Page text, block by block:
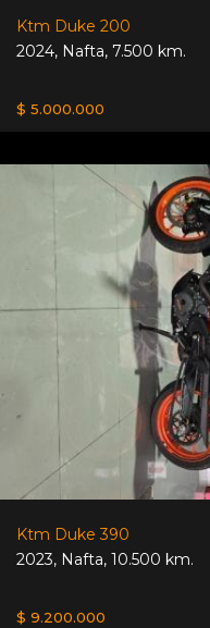
Ktm Duke 200
2024, Nafta, 7.500 km.
$ 5.000.000
Ktm Duke 390
2023, Nafta, 10.500 km.
$ 9.200.000